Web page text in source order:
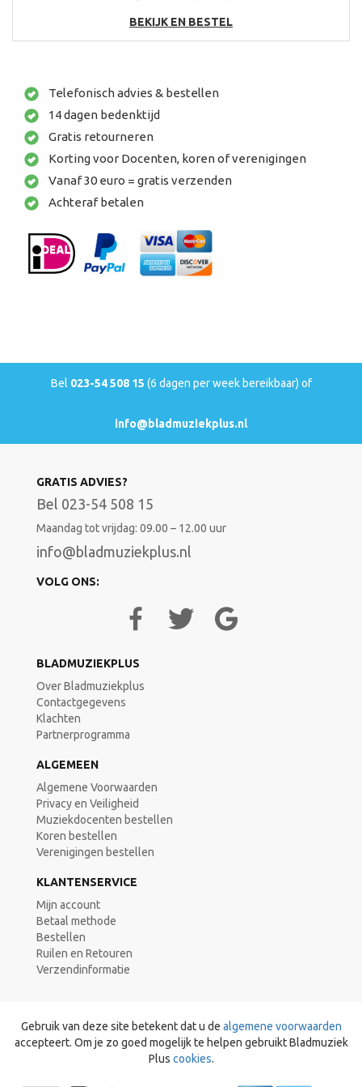
BEKIJK EN BESTEL
Telefonisch advies & bestellen
14 dagen bedenktijd
Gratis retourneren
Korting voor Docenten, koren of verenigingen
Vanaf 30 euro = gratis verzenden
Achteraf betalen
Bel 023-54 508 15 (6 dagen per week bereikbaar) of
info@bladmuziekplus.nl
GRATIS ADVIES?
Bel 023-54 508 15
Maandag tot vrijdag: 09.00 – 12.00 uur
info@bladmuziekplus.nl
VOLG ONS:
BLADMUZIEKPLUS
Over Bladmuziekplus
Contactgegevens
Klachten
Partnerprogramma
ALGEMEEN
Algemene Voorwaarden
Privacy en Veiligheid
Muziekdocenten bestellen
Koren bestellen
Verenigingen bestellen
KLANTENSERVICE
Mijn account
Betaal methode
Bestellen
Ruilen en Retouren
Verzendinformatie
Gebruik van deze site betekent dat u de algemene voorwaarden
accepteert. Om je zo goed mogelijk te helpen gebruikt Bladmuziek
Plus cookies.